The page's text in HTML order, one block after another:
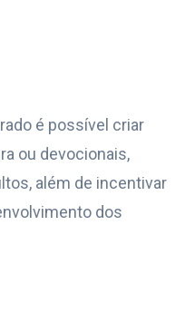
é possível criar
ou devocionais,
além de incentivar
dos